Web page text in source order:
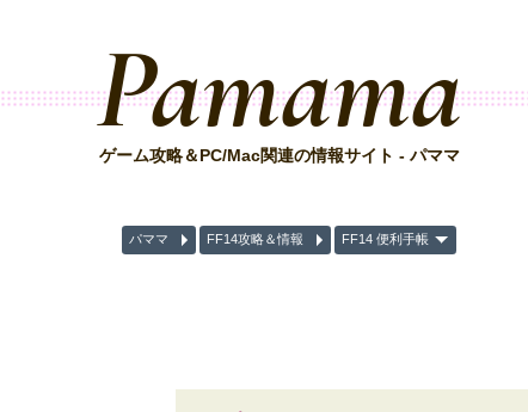
Pamama
ゲーム攻略＆PC/Mac関連の情報サイト - パママ
パママ FF14攻略＆情報 FF14 便利手帳